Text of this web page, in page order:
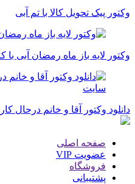
وکتور پیک تحویل کالا با تم آبی
وکتور لایه باز ماه رمضان آبی با
دانلود وکتور آقا و خانم
صفحه اصلی
عضویت VIP
فروشگاه
پشتیبانی